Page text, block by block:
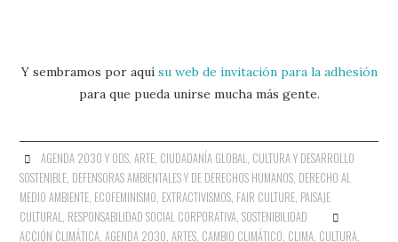
Y sembramos por aquí su web de invitación para la adhesión
para que pueda unirse mucha más gente.
AGENDA 2030 Y ODS, ARTE, CIUDADANÍA GLOBAL, CULTURA Y DESARROLLO
SOSTENIBLE, DEFENSORAS AMBIENTALES Y DE DERECHOS HUMANOS, DERECHO AL
MEDIO AMBIENTE, ECOFEMINISMO, EXTRACTIVISMOS, FAIR CULTURE, PAISAJE
CULTURAL, RESPONSABILIDAD SOCIAL CORPORATIVA,SOSTENIBILIDAD
ACCIÓN CLIMÁTICA,AGENDA 2030,ARTES, CAMBIO CLIMÁTICO, CLIMA, CULTURA,